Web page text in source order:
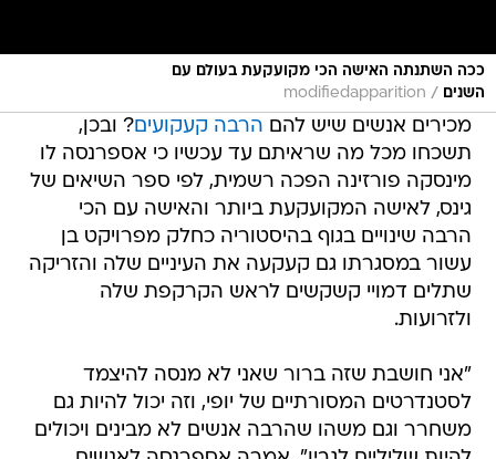
ככה השתנתה האישה הכי מקועקעת בעולם עם
השנים
/
modifiedapparition
מכירים אנשים שיש להם הרבה קעקועים? ובכן,
תשכחו מכל מה שראיתם עד עכשיו כי אספרנסה לו
מינסקה פורזינה הפכה רשמית, לפי ספר השיאים של
גינס, לאישה המקועקעת ביותר והאישה עם הכי
הרבה שינויים בגוף בהיסטוריה כחלק מפרויקט בן
עשור במסגרתו גם קעקעה את העיניים שלה והזריקה
שתלים דמויי קשקשים לראש הקרקפת שלה
ולזרועות.
"אני חושבת שזה ברור שאני לא מנסה להיצמד
לסטנדרטים המסורתיים של יופי, וזה יכול להיות גם
משחרר וגם משהו שהרבה אנשים לא מבינים ויכולים